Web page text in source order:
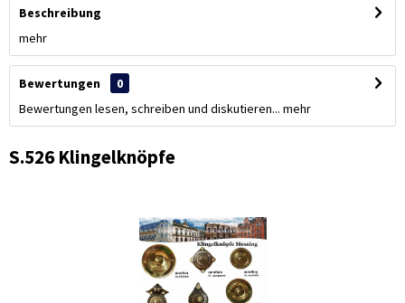
Beschreibung
mehr
Bewertungen
0
Bewertungen lesen, schreiben und diskutieren... mehr
S.526 Klingelknöpfe